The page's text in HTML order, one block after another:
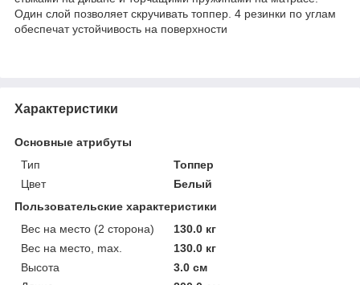
Один слой позволяет скручивать топпер. 4 резинки по углам
обеспечат устойчивость на поверхности
Характеристики
Основные атрибуты
Тип
Топпер
Цвет
Белый
Пользовательские характеристики
Вес на место (2 сторона)
130.0 кг
Вес на место, max.
130.0 кг
Высота
3.0 см